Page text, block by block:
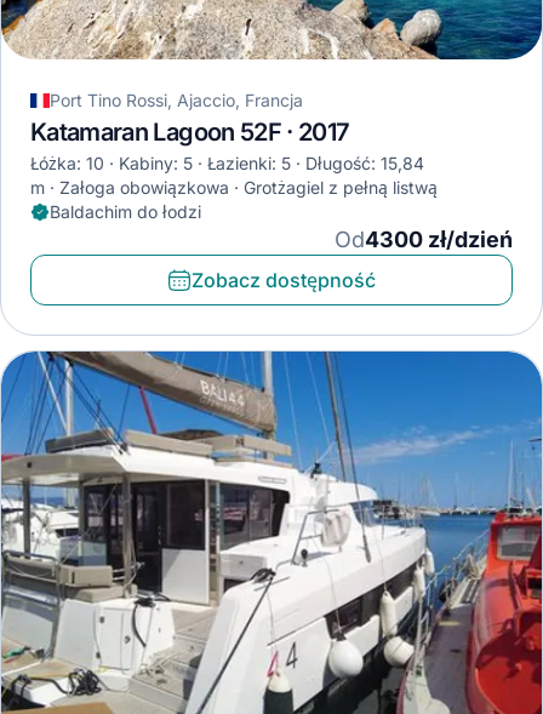
Port Tino Rossi, Ajaccio, Francja
Katamaran Lagoon 52F · 2017
Łóżka: 10 Kabiny: 5 Łazienki: 5
Długość: 15,84
m
Załoga obowiązkowa
Grotżagiel z pełną listwą
Baldachim do łodzi
Od4300 zł/dzień
Zobacz dostępność